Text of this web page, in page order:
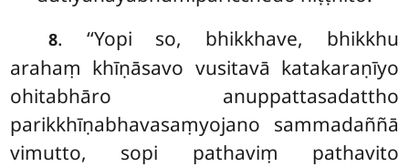
8. ‘‘Yopi so, bhikkhave, bhikkhu
arahaṃ khīṇāsavo vusitavā katakaraṇīyo
ohitabhāro anuppattasadattho
parikkhīṇabhavasaṃyojano sammadaññā
vimutto, sopi pathaviṃ pathavito